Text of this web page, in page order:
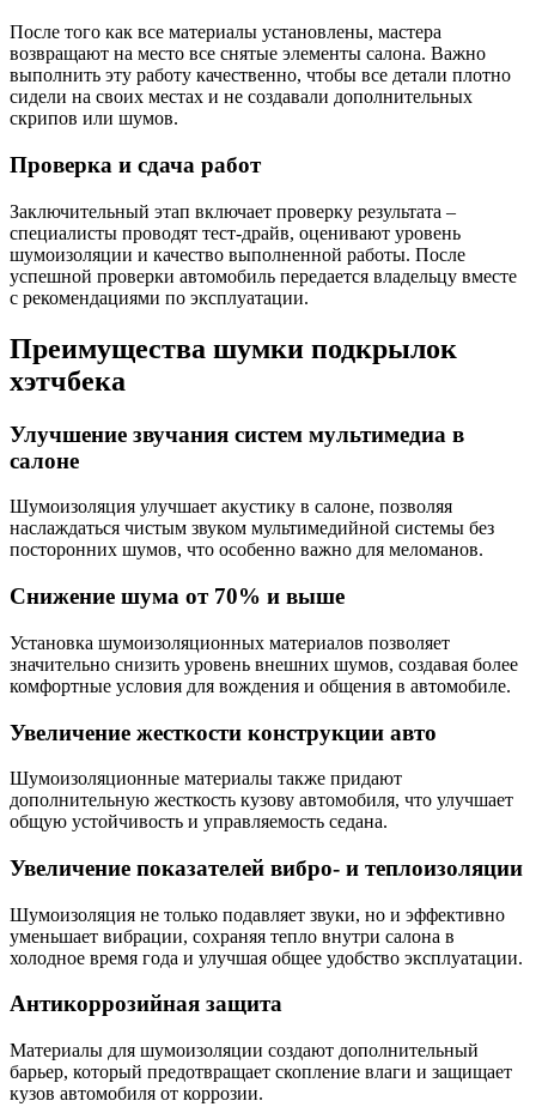
После того как все материалы установлены, мастера
возвращают на место все снятые элементы салона. Важно
выполнить эту работу качественно, чтобы все детали плотно
сидели на своих местах и не создавали дополнительных
скрипов или шумов.
Проверка и сдача работ
Заключительный этап включает проверку результата –
специалисты проводят тест-драйв, оценивают уровень
шумоизоляции и качество выполненной работы. После
успешной проверки автомобиль передается владельцу вместе
с рекомендациями по эксплуатации.
Преимущества шумки подкрылок
хэтчбека
Улучшение звучания систем мультимедиа в
салоне
Шумоизоляция улучшает акустику в салоне, позволяя
наслаждаться чистым звуком мультимедийной системы без
посторонних шумов, что особенно важно для меломанов.
Снижение шума от 70% и выше
Установка шумоизоляционных материалов позволяет
значительно снизить уровень внешних шумов, создавая более
комфортные условия для вождения и общения в автомобиле.
Увеличение жесткости конструкции авто
Шумоизоляционные материалы также придают
дополнительную жесткость кузову автомобиля, что улучшает
общую устойчивость и управляемость седана.
Увеличение показателей вибро- и теплоизоляции
Шумоизоляция не только подавляет звуки, но и эффективно
уменьшает вибрации, сохраняя тепло внутри салона в
холодное время года и улучшая общее удобство эксплуатации.
Антикоррозийная защита
Материалы для шумоизоляции создают дополнительный
барьер, который предотвращает скопление влаги и защищает
кузов автомобиля от коррозии.